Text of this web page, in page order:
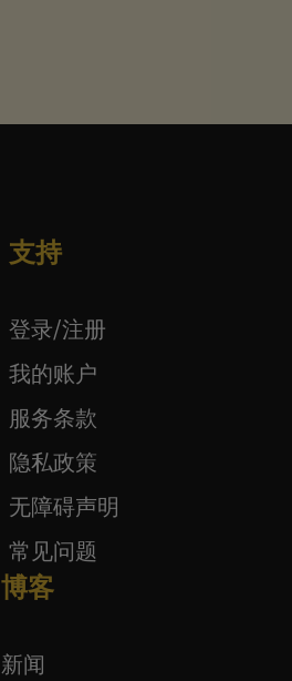
支持
登录/注册
我的账户
服务条款
隐私政策
无障碍声明
常见问题
博客
新闻